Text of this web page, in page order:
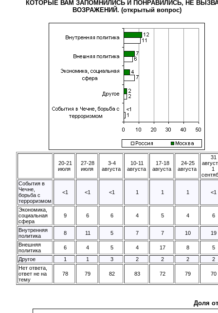
КОТОРЫЕ ВАМ ЗАПОМНИЛИСЬ И ПОНРАВИЛИСЬ, НЕ
ВОЗРАЖЕНИЙ. (открытый вопрос)
20-21
июля
27-28
июля
3-4
августа
10-11
августа
17-18
августа
24-25
августа
31
1
События в
Чечне,
борьба с
терроризмом
<1 <1 <1 1 1 1 <1
Экономика,
социальная
сфера
9 6 6 4 5 4 6
Внутренняя
политика
8 11 5 7 7 10
19
Внешняя
политика
6 4 5 4 17 8
5
Другое
1 1 3 2 2 2
2
Нет ответа,
ответ не на
тему
78 79 82 83 72 79 70
Доля